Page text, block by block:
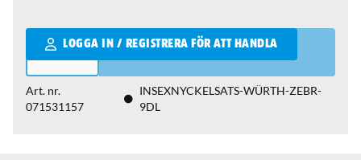
LOGGA IN / REGISTRERA FÖR ATT HANDLA
Qantity
Art. nr.
071531157
INSEXNYCKELSATS-WÜRTH-ZEBR-
9DL